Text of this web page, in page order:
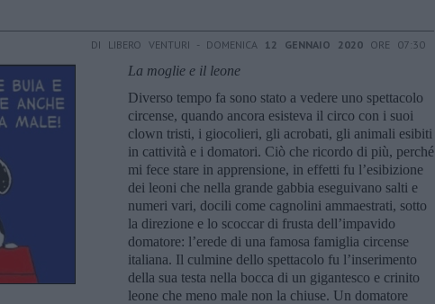
DI LIBERO VENTURI - DOMENICA 12 GENNAIO 2020 ORE 07:30
La moglie e il leone
Diverso tempo fa sono stato a vedere uno spettacolo
circense, quando ancora esisteva il circo con i suoi
clown tristi, i giocolieri, gli acrobati, gli animali esibiti
in cattività e i domatori. Ciò che ricordo di più, perché
mi fece stare in apprensione, in effetti fu l’esibizione
dei leoni che nella grande gabbia eseguivano salti e
numeri vari, docili come cagnolini ammaestrati, sotto
la direzione e lo scoccar di frusta dell’impavido
domatore: l’erede di una famosa famiglia circense
italiana. Il culmine dello spettacolo fu l’inserimento
della sua testa nella bocca di un gigantesco e crinito
leone che meno male non la chiuse. Un domatore